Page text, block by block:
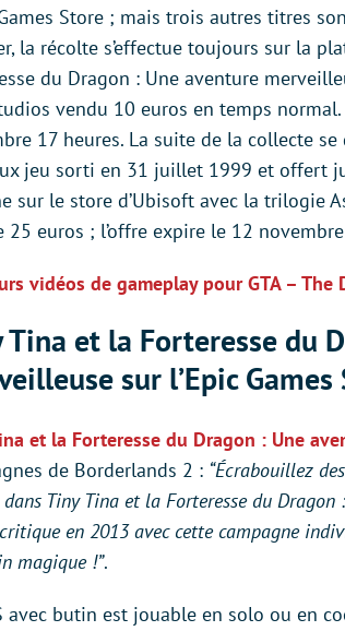
Store ; mais trois autres titres
la récolte s’effectue toujours sur la
du Dragon : Une aventure
vendu 10 euros en temps
17 heures. La suite de la collecte
jeu sorti en 31 juillet 1999 et offert
sur le store d’Ubisoft avec la trilogie
25 euros ; l’offre expire le 12
vidéos de gameplay pour GTA –
Tina et la Forteresse du
sur l’Epic Games
et la Forteresse du Dragon : Une
de Borderlands 2 : “Écrabouillez
Tiny Tina et la Forteresse du
en 2013 avec cette campagne
magique !”.
avec butin est jouable en solo ou en